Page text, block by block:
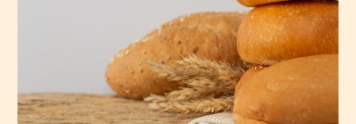
różnią?